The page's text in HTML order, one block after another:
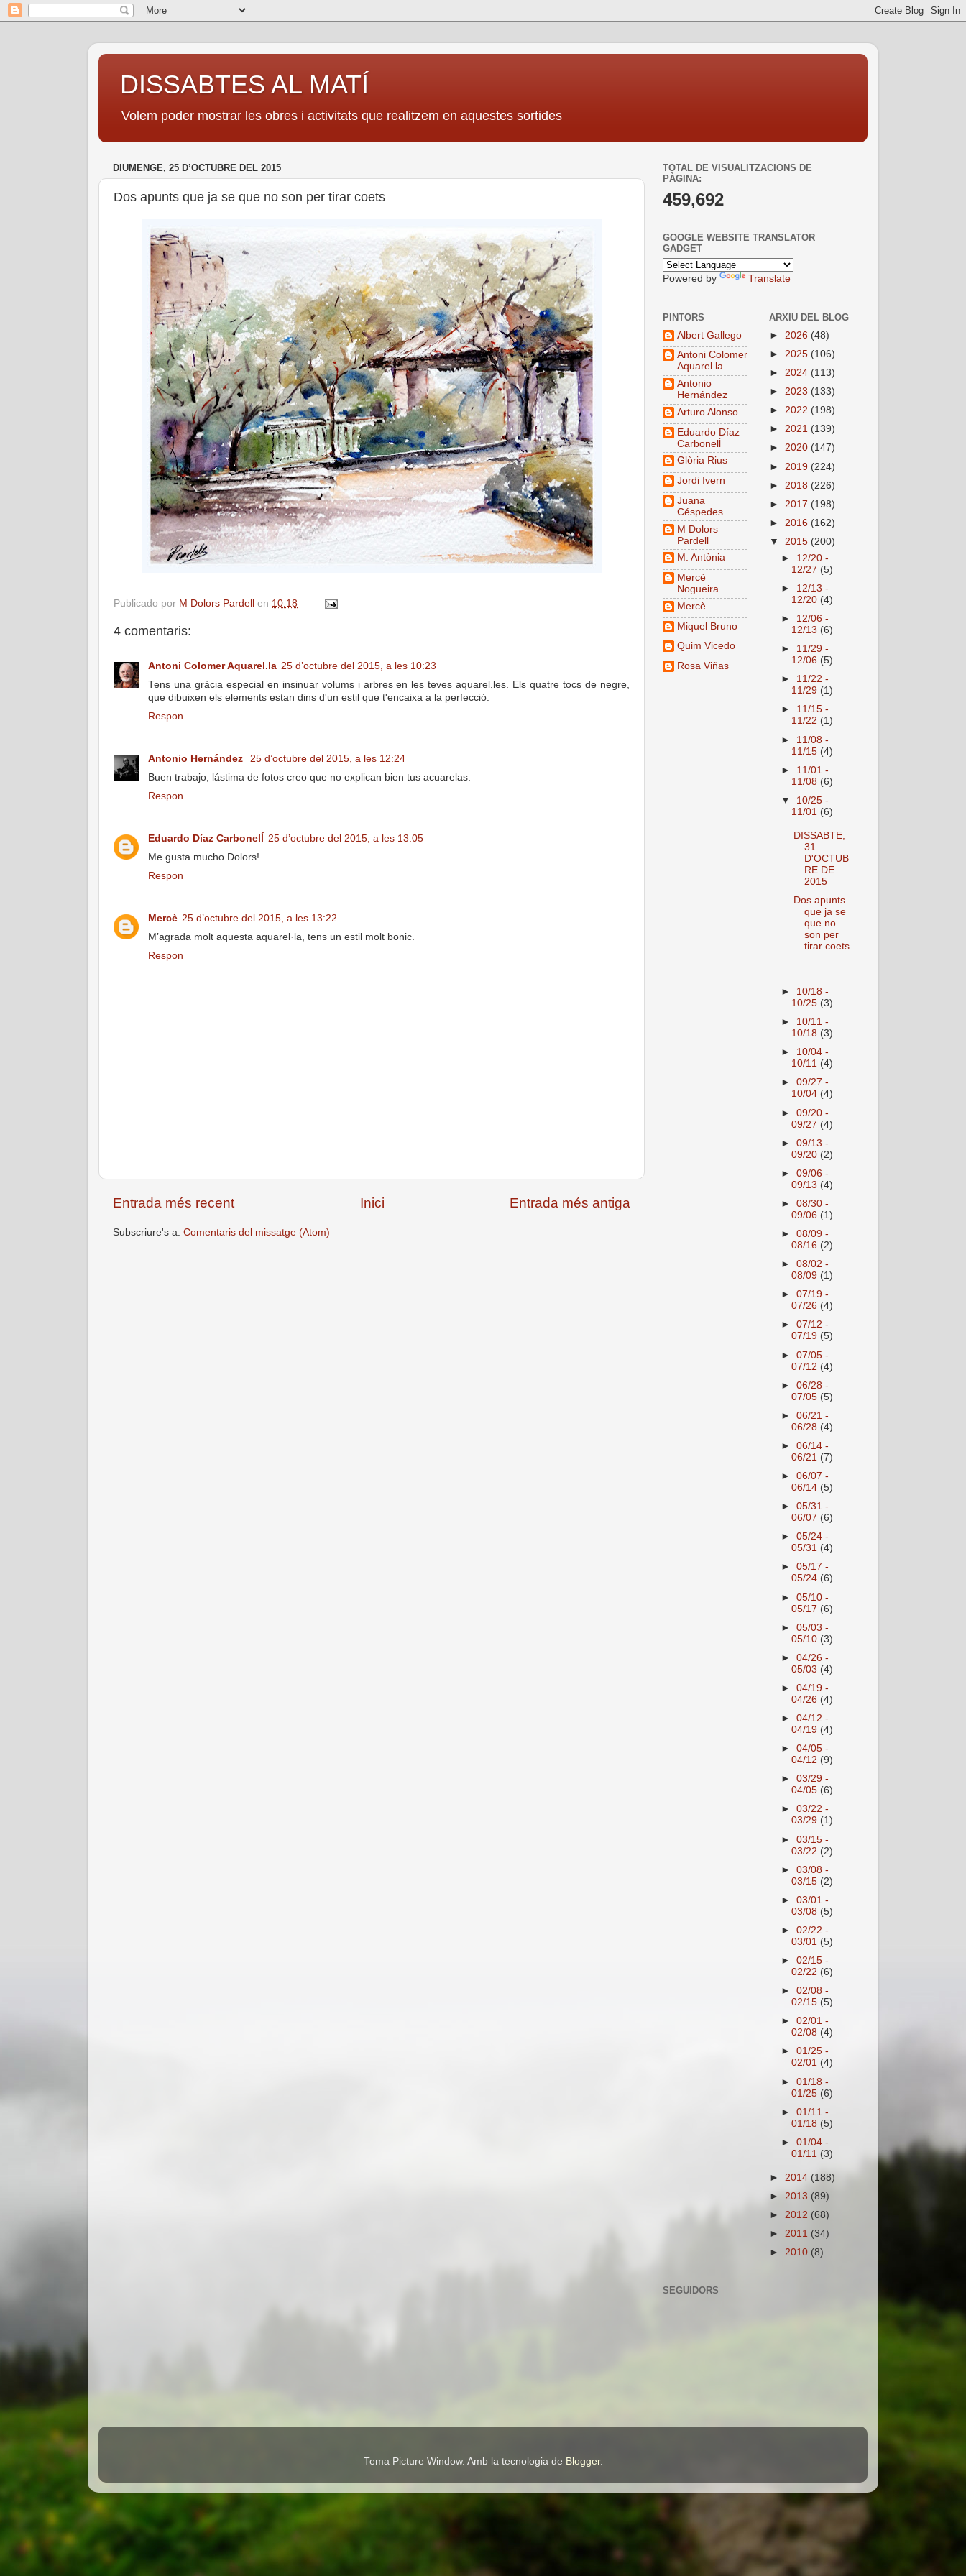
DISSABTES AL MATÍ
Volem poder mostrar les obres i activitats que realitzem en aquestes sortides
DIUMENGE, 25 D’OCTUBRE DEL 2015
Dos apunts que ja se que no son per tirar coets
Publicado por M Dolors Pardell en 10:18
4 comentaris:
Antoni Colomer Aquarel.la 25 d’octubre del 2015, a les 10:23
Tens una gràcia especial en insinuar volums i arbres en les teves aquarel.les. Els quatre tocs de negre,
que dibuixen els elements estan dins d'un estil que t'encaixa a la perfecció.
Respon
Antonio Hernández
25 d’octubre del 2015, a les 12:24
Buen trabajo, lástima de fotos creo que no explican bien tus acuarelas.
Respon
Eduardo Díaz Carbonelĺ
25 d’octubre del 2015, a les 13:05
Me gusta mucho Dolors!
Respon
Mercè 25 d’octubre del 2015, a les 13:22
M’agrada molt aquesta aquarel·la, tens un estil molt bonic.
Respon
Entrada més recent Entrada més antiga
Inici
Subscriure's a: Comentaris del missatge (Atom)
TOTAL DE VISUALITZACIONS DE
PÀGINA:
459,692
GOOGLE WEBSITE TRANSLATOR
GADGET
Powered by Translate
PINTORS
Albert Gallego
Antoni Colomer
Aquarel.la
Antonio
Hernández
Arturo Alonso
Eduardo Díaz
Carbonelĺ
Glòria Rius
Jordi Ivern
Juana
Céspedes
M Dolors
Pardell
M. Antònia
Mercè
Nogueira
Mercè
Miquel Bruno
Quim Vicedo
Rosa Viñas
ARXIU DEL BLOG
► 2026 (48)
► 2025 (106)
► 2024 (113)
► 2023 (133)
► 2022 (198)
► 2021 (139)
► 2020 (147)
► 2019 (224)
► 2018 (226)
► 2017 (198)
► 2016 (162)
▼ 2015 (200)
► 12/20 -
12/27 (5)
► 12/13 -
12/20 (4)
► 12/06 -
12/13 (6)
► 11/29 -
12/06 (5)
► 11/22 -
11/29 (1)
► 11/15 -
11/22 (1)
► 11/08 -
11/15 (4)
► 11/01 -
11/08 (6)
▼ 10/25 -
11/01 (6)
DISSABTE,
31
D'OCTUB
RE DE
2015
Dos apunts
que ja se
que no
son per
tirar coets
► 10/18 -
10/25 (3)
► 10/11 -
10/18 (3)
► 10/04 -
10/11 (4)
►09/27 -
10/04 (4)
►09/20 -
09/27 (4)
►09/13 -
09/20 (2)
►09/06 -
09/13 (4)
►08/30 -
09/06 (1)
►08/09 -
08/16 (2)
►08/02 -
08/09 (1)
►07/19 -
07/26 (4)
►07/12 -
07/19 (5)
►07/05 -
07/12 (4)
►06/28 -
07/05 (5)
►06/21 -
06/28 (4)
►06/14 -
06/21 (7)
►06/07 -
06/14 (5)
►05/31 -
06/07 (6)
►05/24 -
05/31 (4)
►05/17 -
05/24 (6)
►05/10 -
05/17 (6)
►05/03 -
05/10 (3)
►04/26 -
05/03 (4)
►04/19 -
04/26 (4)
►04/12 -
04/19 (4)
►04/05 -
04/12 (9)
►03/29 -
04/05 (6)
►03/22 -
03/29 (1)
►03/15 -
03/22 (2)
►03/08 -
03/15 (2)
►03/01 -
03/08 (5)
►02/22 -
03/01 (5)
►02/15 -
02/22 (6)
►02/08 -
02/15 (5)
►02/01 -
02/08 (4)
►01/25 -
02/01 (4)
►01/18 -
01/25 (6)
►01/11 -
01/18 (5)
►01/04 -
01/11 (3)
► 2014 (188)
► 2013 (89)
► 2012 (68)
► 2011 (34)
► 2010 (8)
SEGUIDORS
Tema Picture Window. Amb la tecnologia de Blogger.